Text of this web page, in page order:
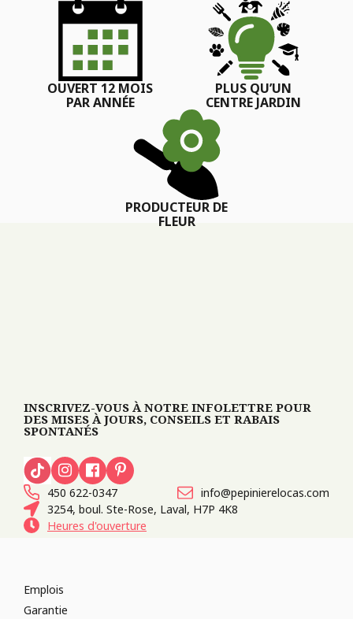
OUVERT 12 MOIS
PAR ANNÉE
PLUS QU’UN
CENTRE JARDIN
PRODUCTEUR DE
FLEUR
INSCRIVEZ-VOUS À NOTRE INFOLETTRE POUR
DES MISES À JOURS, CONSEILS ET RABAIS
SPONTANÉS
450 622-0347
info@pepinierelocas.com
3254, boul. Ste-Rose, Laval, H7P 4K8
Heures d'ouverture
Emplois
Garantie